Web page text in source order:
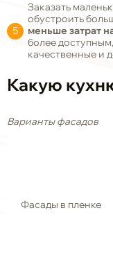
Заказать
обустроить
меньше затрат
более
качественные и
Какую
Варианты фасадов
Фасады в пленке